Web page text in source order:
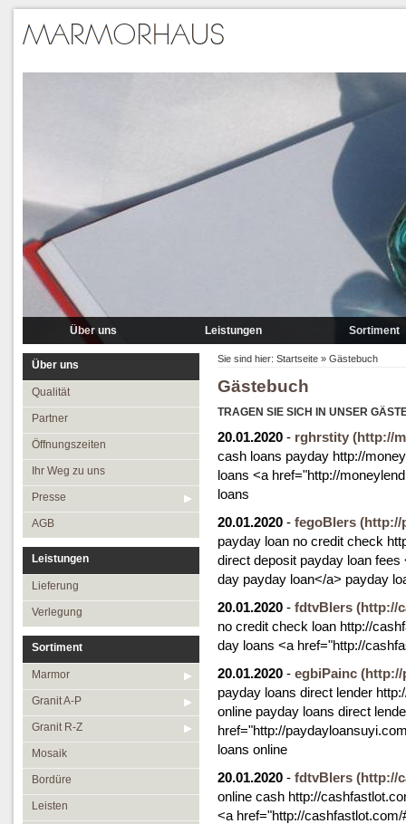
Über uns
Partner
Ihr Weg zu uns
Presse
Leistungen
Lieferung
Verlegung
Sortiment
Marmor
Granit R-Z
Mosaik
Medallions
Antikmarmor
Über uns
Qualität
Partner
Öffnungszeiten
Ihr Weg zu uns
Presse
AGB
Leistungen
Lieferung
Verlegung
Sortiment
Marmor
Granit A-P
Granit R-Z
Mosaik
Bordüre
Leisten
Sie sind hier: Startseite » Gästebuch
Gästebuch
TRAGEN SIE SICH IN UNSER
20.01.2020 - rghrstity (http://
cash loans payday http://
loans <a href="http://
loans
20.01.2020 - fegoBlers (http://
payday loan no credit check
direct deposit payday loan
day payday loan</a> payday
20.01.2020 - fdtvBlers (http://
no credit check loan http://
day loans <a href="http://
20.01.2020 - egbiPainc (http://
payday loans direct lender
online payday loans direct
href="http://
loans online
20.01.2020 - fdtvBlers (http://
online cash http://
<a href="http://